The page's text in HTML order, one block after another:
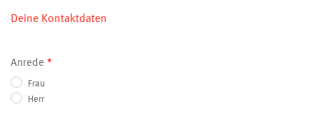
Deine Kontaktdaten
Anrede
Frau
Herr